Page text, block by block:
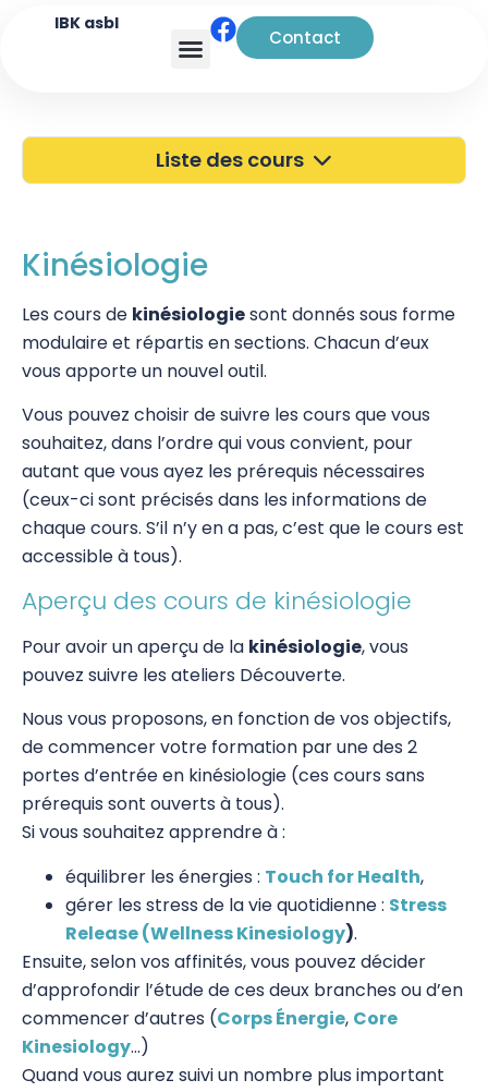
IBK asbl
Contact
Liste des cours
Portes Ouvertes
Découverte
Kinésiologie
Touch For Health
Wellness Kinesiology/Stress Release
SIPS
Core Kinesiology
Corps Énergie
Réflexes archaïques (IMP)
Psychogénéalogie Comportementale et
Kinésiologie
Brain Gym/Edu K
Applied Physiology
Pratiques supervisées – Examens
EFT et Tapping
Psychogénéalogie
Analyse Transactionnelle (AT)
Autres Formations
Kinésiologie
Les cours de kinésiologiesont donnés sous forme
modulaire et répartis en sections. Chacun d’eux
vous apporte un nouvel outil.
Vous pouvez choisir de suivre les cours que vous
souhaitez, dans l’ordre qui vous convient, pour
autant que vous ayez les prérequis nécessaires
(ceux-ci sont précisés dans les informations de
chaque cours. S’il n’y en a pas, c’est que le cours est
accessible à tous).
Aperçu des cours de kinésiologie
Pour avoir un aperçu de la kinésiologie, vous
pouvez suivre les ateliers Découverte.
Nous vous proposons, en fonction de vos objectifs,
de commencer votre formation par une des 2
portes d’entrée en kinésiologie (ces cours sans
prérequis sont ouverts à tous).
Si vous souhaitez apprendre à :
équilibrer les énergies : Touch for Health,
gérer les stress de la vie quotidienne : Stress
Release (Wellness Kinesiology).
Ensuite, selon vos affinités, vous pouvez décider
d’approfondir l’étude de ces deux branches ou d’en
commencer d’autres (Corps Énergie, Core
Kinesiology…)
Quand vous aurez suivi un nombre plus important